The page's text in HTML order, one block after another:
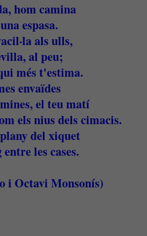
hom camina
espasa.
als ulls,
al peu;
més t'estima.
envaïdes
el teu matí
els nius dels cimacis.
del xiquet
les cases.
i Octavi Monsonís)